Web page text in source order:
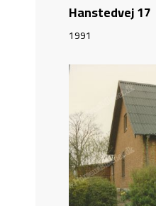
Hanstedvej 17
1991